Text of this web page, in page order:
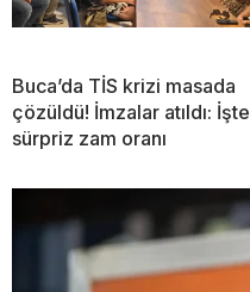
Buca’da TİS krizi masada
çözüldü! İmzalar atıldı: İşte
sürpriz zam oranı